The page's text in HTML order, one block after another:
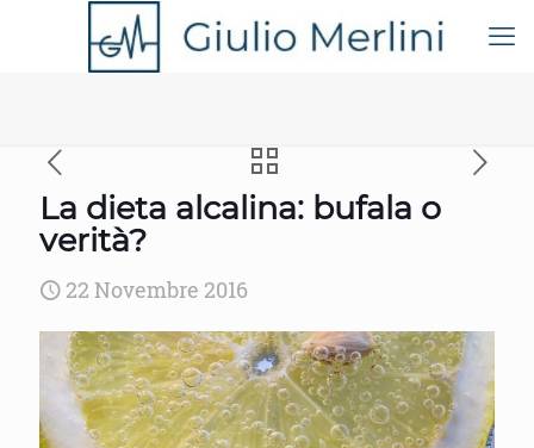
La dieta alcalina: bufala o
verità?
22 Novembre 2016